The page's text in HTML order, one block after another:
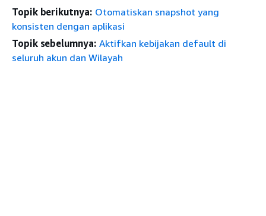
Topik berikutnya: Otomatiskan snapshot yang
konsisten dengan aplikasi
Topik sebelumnya: Aktifkan kebijakan default di
seluruh akun dan Wilayah